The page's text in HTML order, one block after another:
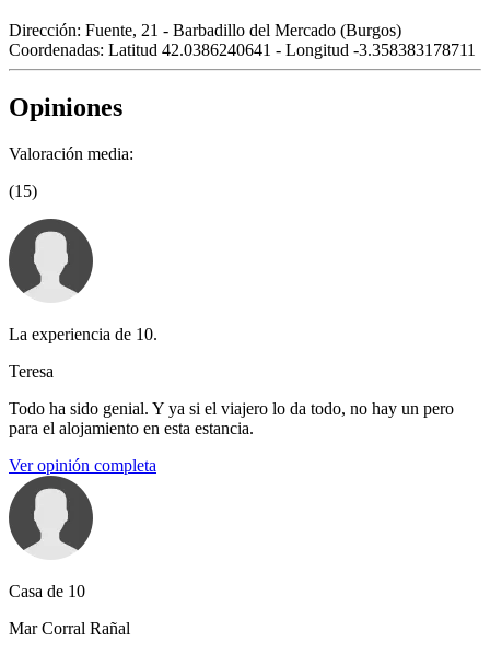
Dirección: Fuente, 21 - Barbadillo del Mercado (Burgos)
Coordenadas: Latitud 42.0386240641 - Longitud -3.358383178711
Opiniones
Valoración media:
(15)
La experiencia de 10.
Teresa
Todo ha sido genial. Y ya si el viajero lo da todo, no hay un pero
para el alojamiento en esta estancia.
Ver opinión completa
Casa de 10
Mar Corral Rañal